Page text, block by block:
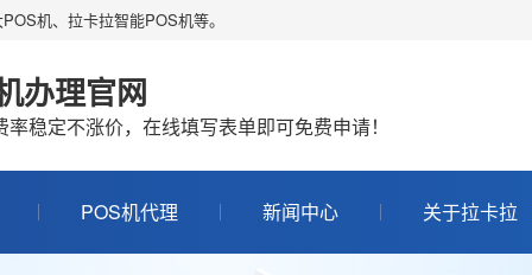
机、拉卡拉智能POS机等。
办理官网
稳定不涨价，在线填写表单即可免费申请！
POS机代理 新闻中心 关于拉卡拉